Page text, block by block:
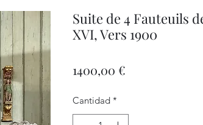
Suite de 4 Fauteuils
XVI, Vers 1900
1400,00 €
Cantidad *